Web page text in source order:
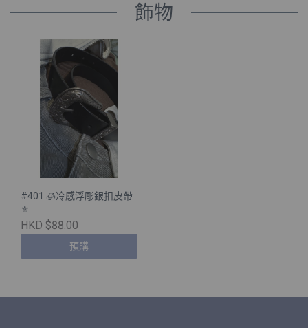
飾物
#401 🧊冷感浮彫銀扣皮帶
⚜️
HKD $88.00
預購